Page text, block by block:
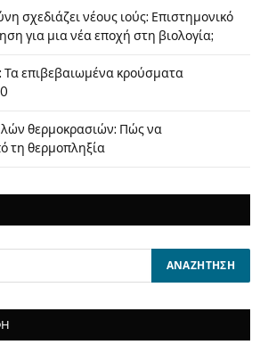
σχεδιάζει νέους ιούς: Επιστημονικό
για μια νέα εποχή στη βιολογία;
επιβεβαιωμένα κρούσματα
θερμοκρασιών: Πώς να
τη θερμοπληξία